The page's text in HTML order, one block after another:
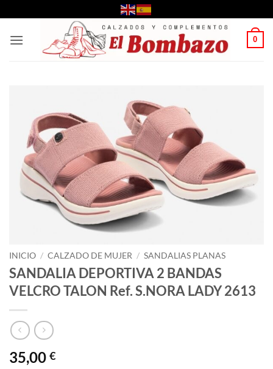
al
contenido
0
INICIO / CALZADO DE MUJER / SANDALIAS PLANAS
SANDALIA DEPORTIVA 2 BANDAS
VELCRO TALON Ref. S.NORA LADY 2613
35,00 €